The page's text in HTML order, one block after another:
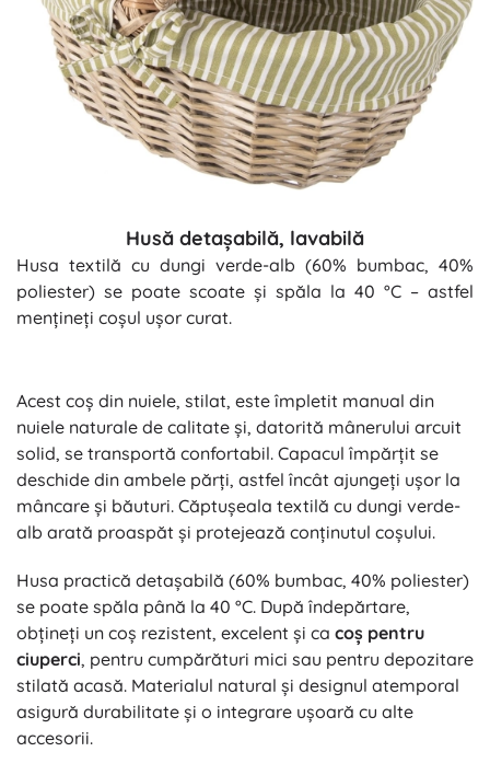
Husă detașabilă, lavabilă
Husa textilă cu dungi verde-alb (60% bumbac, 40%
poliester) se poate scoate și spăla la 40 °C – astfel
mențineți coșul ușor curat.
Acest coș din nuiele, stilat, este împletit manual din
nuiele naturale de calitate și, datorită mânerului arcuit
solid, se transportă confortabil. Capacul împărțit se
deschide din ambele părți, astfel încât ajungeți ușor la
mâncare și băuturi. Căptușeala textilă cu dungi verde-
alb arată proaspăt și protejează conținutul coșului.
Husa practică detașabilă (60% bumbac, 40% poliester)
se poate spăla până la 40 °C. După îndepărtare,
obțineți un coș rezistent, excelent și ca coș pentru
ciuperci, pentru cumpărături mici sau pentru depozitare
stilată acasă. Materialul natural și designul atemporal
asigură durabilitate și o integrare ușoară cu alte
accesorii.